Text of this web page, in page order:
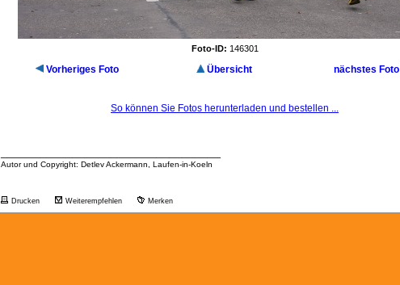
Foto-ID: 146301
Vorheriges Foto Übersicht nächstes Foto
So können Sie Fotos herunterladen und bestellen ...
Autor und Copyright: Detlev Ackermann, Laufen-in-Koeln
Drucken Weiterempfehlen Merken